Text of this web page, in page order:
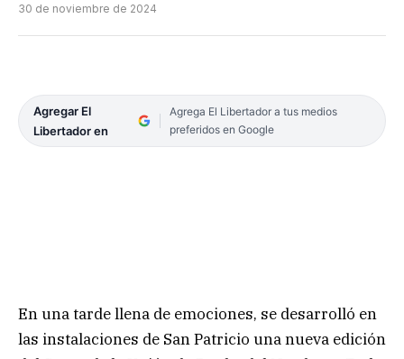
30 de noviembre de 2024
Agregar El
Libertador en
Agrega El Libertador a tus medios
preferidos en Google
En una tarde llena de emociones, se desarrolló en
las instalaciones de San Patricio una nueva edición